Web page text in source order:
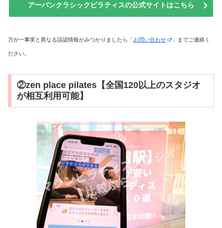
アーバンクラシックピラティスの公式サイトはこちら
万が一事実と異なる誤認情報がみつかりましたら「お問い合わせ 」までご連絡く
ださい。
②zen place pilates【全国120以上のスタジオ
が相互利用可能】